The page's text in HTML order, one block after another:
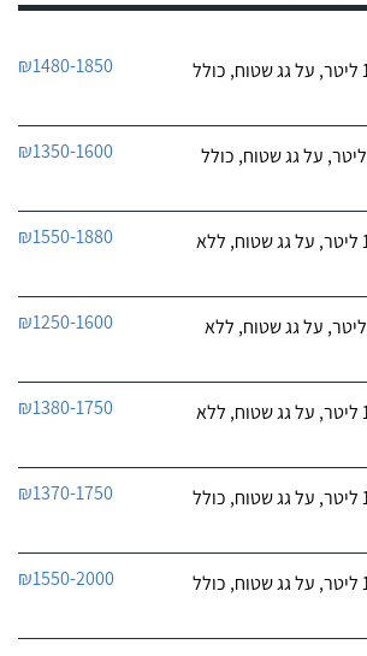
התקנת דוד שמש, 150 ליטר, על גג שטוח, כולל
₪1480-1850
התקנת דוד שמש, 80 ליטר, על גג שטוח, כולל
₪1350-1600
התקנת דוד שמש, 150 ליטר, על גג שטוח, ללא
₪1550-1880
התקנת דוד שמש, 80 ליטר, על גג שטוח, ללא
₪1250-1600
התקנת דוד שמש, 120 ליטר, על גג שטוח, ללא
₪1380-1750
התקנת דוד שמש, 120 ליטר, על גג שטוח, כולל
₪1370-1750
התקנת דוד שמש, 150 ליטר, על גג שטוח, כולל
₪1550-2000